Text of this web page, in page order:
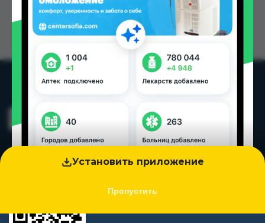
Установить приложение
Пропустить